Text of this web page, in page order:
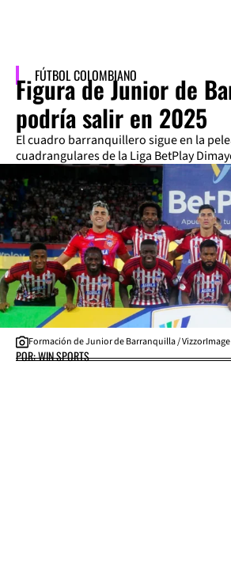
FÚTBOL COLOMBIANO
Figura de Junior de
podría salir en 2025
El cuadro barranquillero sigue en la
cuadrangulares de la Liga BetPlay
Formación de Junior de Barranquilla / VizzorImage
POR: WIN SPORTS